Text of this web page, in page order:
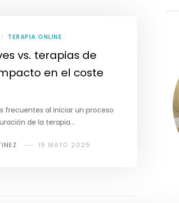
/ TERAPIA ONLINE
vs. terapias de
en el coste
frecuentes al iniciar un proceso
de la terapia…
15 MAYO 2025